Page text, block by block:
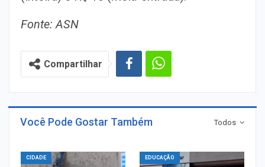
Fonte: ASN
Compartilhar
Todos
Você Pode Gostar Também
CIDADE EDUCAÇÃO